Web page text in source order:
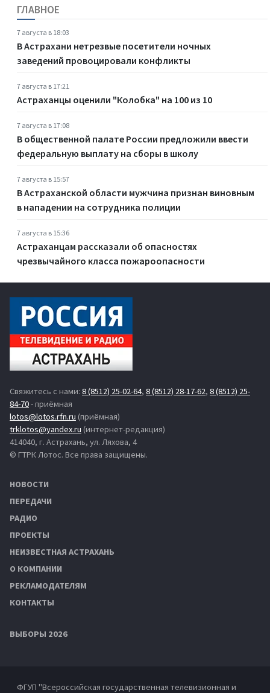
ГЛАВНОЕ
7 августа в 18:03
В Астрахани нетрезвые посетители ночных
заведений провоцировали конфликты
7 августа в 17:21
Астраханцы оценили "Колобка" на 100 из 10
7 августа в 17:08
В общественной палате России предложили ввести
федеральную выплату на сборы в школу
7 августа в 15:57
В Астраханской области мужчина признан виновным
в нападении на сотрудника полиции
7 августа в 15:36
Астраханцам рассказали об опасностях
чрезвычайного класса пожароопасности
Свяжитесь с нами: 8 (8512) 25-02-64, 8 (8512) 28-17-62, 8 (8512) 25-
84-70- приёмная
lotos@lotos.rfn.ru (приёмная)
trklotos@yandex.ru (интернет-редакция)
414040, г. Астрахань, ул. Ляхова, 4
© ГТРК Лотос. Все права защищены.
НОВОСТИ
ПЕРЕДАЧИ
РАДИО
ПРОЕКТЫ
НЕИЗВЕСТНАЯ АСТРАХАНЬ
О КОМПАНИИ
РЕКЛАМОДАТЕЛЯМ
КОНТАКТЫ
ВЫБОРЫ 2026
ФГУП "Всероссийская государственная телевизионная и